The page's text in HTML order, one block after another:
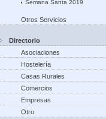
Semana Santa 2019
Otros Servicios
Directorio
Asociaciones
Hostelería
Casas Rurales
Comercios
Empresas
Otro